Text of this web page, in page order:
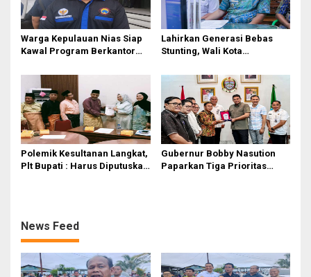
Warga Kepulauan Nias Siap
Kawal Program Berkantor
Lahirkan Generasi Bebas
Stunting, Wali Kota
Optimalisasi SP3 Catin
Polemik Kesultanan Langkat,
Plt Bupati : Harus Diputuskan
Gubernur Bobby Nasution
Paparkan Tiga Prioritas
News Feed